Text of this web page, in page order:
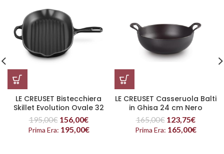
LE CREUSET Bistecchiera
Skillet Evolution Ovale 32
cm Nero
195,00€ 156,00€
Prima Era: 195,00€
LE CREUSET Casseruola Balti
in Ghisa 24 cm Nero
165,00€ 123,75€
Prima Era: 165,00€